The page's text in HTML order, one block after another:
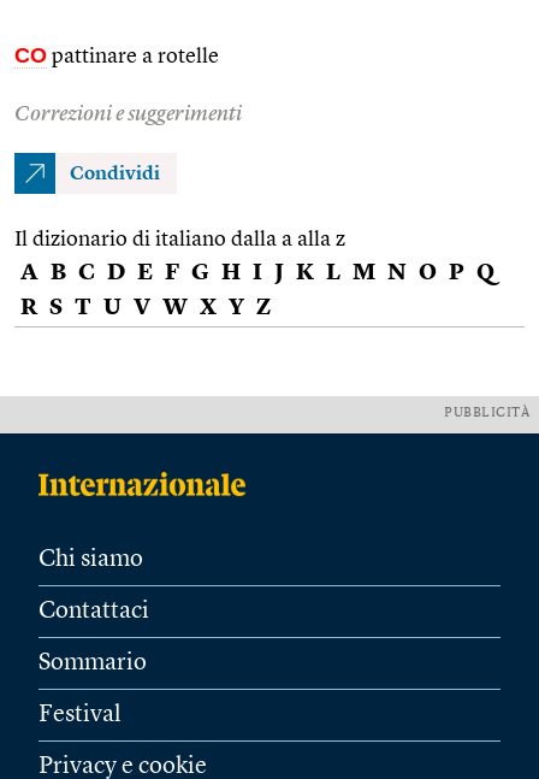
CO pattinare a rotelle
Correzioni e suggerimenti
Condividi
Il dizionario di italiano dalla a alla z
A B C D E F G H I J K L M N O P Q
R S T U V W X Y Z
PUBBLICITÀ
Chi siamo
Contattaci
Sommario
Festival
Privacy e cookie